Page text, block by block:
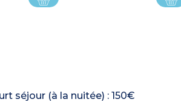
séjour (à la nuitée) : 150€